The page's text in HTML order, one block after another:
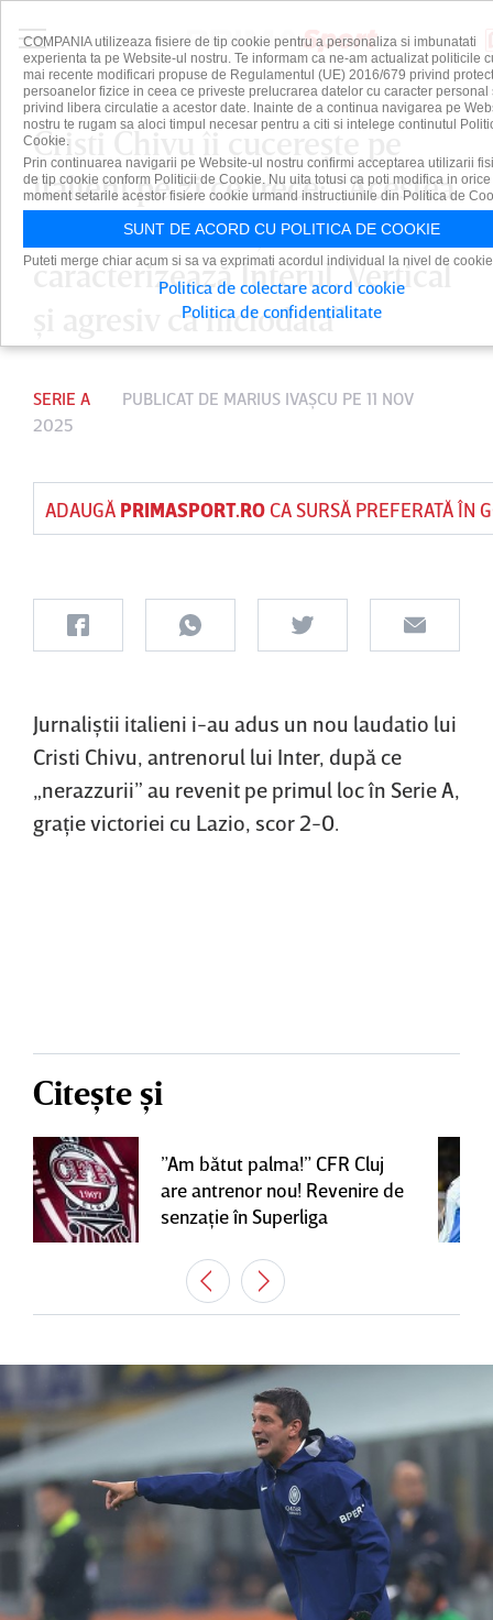
Cristi Chivu îi cucereşte pe
italieni pe zi ce trece: „Acestea
sunt exact calităţile care
caracterizează Interul. Vertical
şi agresiv ca niciodată”
SERIE A PUBLICAT DE MARIUS IVAŞCU PE 11 NOV
2025
ADAUGĂ PRIMASPORT.ROCA SURSĂ PREFERATĂ ÎN
Jurnaliştii italieni i-au adus un nou laudatio lui
Cristi Chivu, antrenorul lui Inter, după ce
„nerazzurii” au revenit pe primul loc în Serie A,
graţie victoriei cu Lazio, scor 2-0.
Citește și
”Am bătut palma!” CFR Cluj
are antrenor nou! Revenire de
senzaţie în Superliga
COMPANIA utilizeaza fisiere de tip cookie pentru a personaliza si imbunatati
experienta ta pe Website-ul nostru. Te informam ca ne-am actualizat politicile
mai recente modificari propuse de Regulamentul (UE) 2016/679 privind
persoanelor fizice in ceea ce priveste prelucrarea datelor cu caracter personal
privind libera circulatie a acestor date. Inainte de a continua navigarea pe
nostru te rugam sa aloci timpul necesar pentru a citi si intelege continutul
Cookie.
Prin continuarea navigarii pe Website-ul nostru confirmi acceptarea utilizarii
de tip cookie conform Politicii de Cookie. Nu uita totusi ca poti modifica in orice
moment setarile acestor fisiere cookie urmand instructiunile din Politica de
SUNT DE ACORD CU POLITICA DE COOKIE
Puteti merge chiar acum si sa va exprimati acordul individual la nivel de
Politica de colectare acord cookie
Politica de confidentialitate